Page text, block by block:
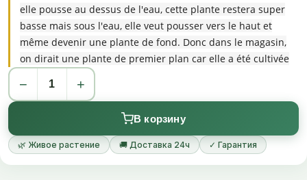
elle pousse au dessus de l'eau, cette plante restera super
basse mais sous l'eau, elle veut pousser vers le haut et
même devenir une plante de fond. Donc dans le magasin,
on dirait une plante de premier plan car elle a été cultivée
au dessus de l'eau. En tirant continuellement les pousses
vers le bas et pour les planter, vous pouvez maintenir cette
− +
В корзину
🌿 Живое растение 🚚 Доставка 24ч ✓ Гарантия